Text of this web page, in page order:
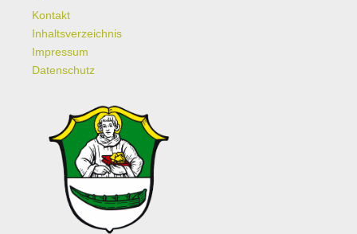
Kontakt
Inhaltsverzeichnis
Impressum
Datenschutz